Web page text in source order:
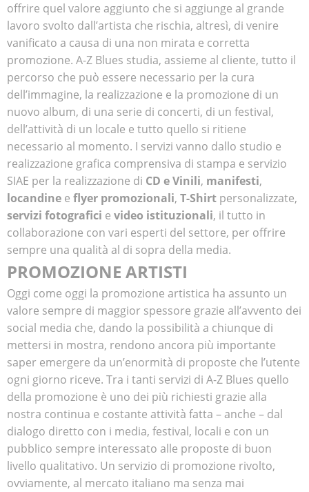
offrire quel valore aggiunto che si aggiunge al grande
lavoro svolto dall’artista che rischia, altresì, di venire
vanificato a causa di una non mirata e corretta
promozione. A-Z Blues studia, assieme al cliente, tutto il
percorso che può essere necessario per la cura
dell’immagine, la realizzazione e la promozione di un
nuovo album, di una serie di concerti, di un festival,
dell’attività di un locale e tutto quello si ritiene
necessario al momento. I servizi vanno dallo studio e
realizzazione grafica comprensiva di stampa e servizio
SIAE per la realizzazione di CD e Vinili, manifesti,
locandine e flyer promozionali, T-Shirt personalizzate,
servizi fotografici e video istituzionali, il tutto in
collaborazione con vari esperti del settore, per offrire
sempre una qualità al di sopra della media.
PROMOZIONE ARTISTI
Oggi come oggi la promozione artistica ha assunto un
valore sempre di maggior spessore grazie all’avvento dei
social media che, dando la possibilità a chiunque di
mettersi in mostra, rendono ancora più importante
saper emergere da un’enormità di proposte che l’utente
ogni giorno riceve. Tra i tanti servizi di A-Z Blues quello
della promozione è uno dei più richiesti grazie alla
nostra continua e costante attività fatta – anche – dal
dialogo diretto con i media, festival, locali e con un
pubblico sempre interessato alle proposte di buon
livello qualitativo. Un servizio di promozione rivolto,
ovviamente, al mercato italiano ma senza mai